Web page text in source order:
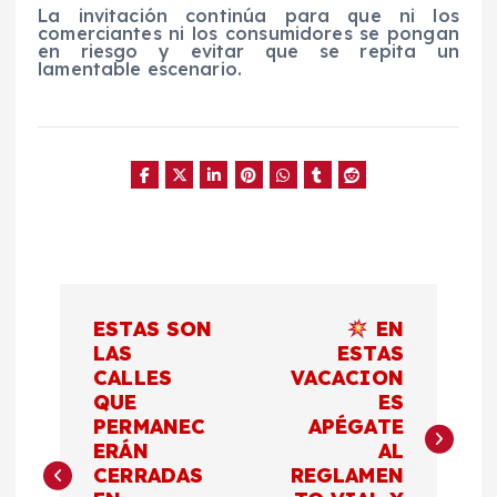
La invitación continúa para que ni los
comerciantes ni los consumidores se pongan
en riesgo y evitar que se repita un
lamentable escenario.
e
ESTAS SON
LAS
CALLES
QUE
PERMANEC
ERÁN
CERRADAS
EN
ESTAS
VACACION
ES
APÉGATE
AL
REGLAMEN